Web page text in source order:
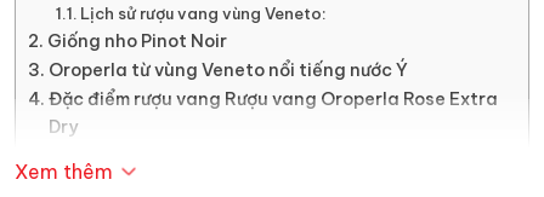
Lịch sử rượu vang vùng Veneto:
Giống nho Pinot Noir
Oroperla từ vùng Veneto nổi tiếng nước Ý
Đặc điểm rượu vang Rượu vang Oroperla Rose Extra
Dry
Xem thêm